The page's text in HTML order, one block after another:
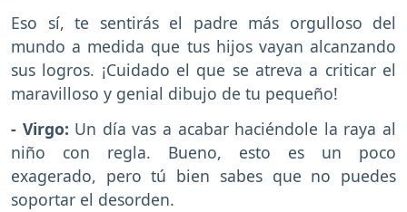
Eso sí, te sentirás el padre más orgulloso del
mundo a medida que tus hijos vayan alcanzando
sus logros. ¡Cuidado el que se atreva a criticar el
maravilloso y genial dibujo de tu pequeño!
- Virgo: Un día vas a acabar haciéndole la raya al
niño con regla. Bueno, esto es un poco
exagerado, pero tú bien sabes que no puedes
soportar el desorden.